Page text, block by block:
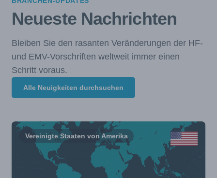
Neueste Nachrichten
Bleiben Sie den rasanten Veränderungen der HF-
und EMV-Vorschriften weltweit immer einen
Schritt voraus.
Alle Neuigkeiten durchsuchen
Vereinigte Staaten von Amerika